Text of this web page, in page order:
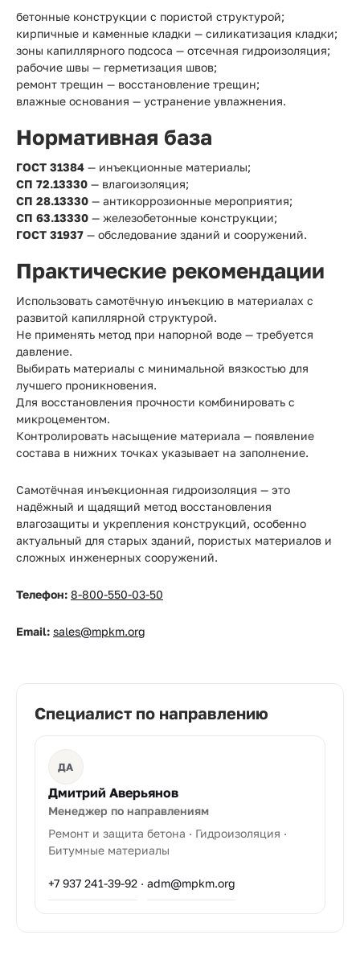
бетонные конструкции с пористой структурой;
кирпичные и каменные кладки — силикатизация кладки;
зоны капиллярного подсоса — отсечная гидроизоляция;
рабочие швы — герметизация швов;
ремонт трещин — восстановление трещин;
влажные основания — устранение увлажнения.
Нормативная база
ГОСТ 31384 — инъекционные материалы;
СП 72.13330 — влагоизоляция;
СП 28.13330 — антикоррозионные мероприятия;
СП 63.13330 — железобетонные конструкции;
ГОСТ 31937 — обследование зданий и сооружений.
Практические рекомендации
Использовать самотёчную инъекцию в материалах с
развитой капиллярной структурой.
Не применять метод при напорной воде — требуется
давление.
Выбирать материалы с минимальной вязкостью для
лучшего проникновения.
Для восстановления прочности комбинировать с
микроцементом.
Контролировать насыщение материала — появление
состава в нижних точках указывает на заполнение.
Самотёчная инъекционная гидроизоляция — это
надёжный и щадящий метод восстановления
влагозащиты и укрепления конструкций, особенно
актуальный для старых зданий, пористых материалов и
сложных инженерных сооружений.
Телефон: 8-800-550-03-50
Email: sales@mpkm.org
Специалист по направлению
ДА
Дмитрий Аверьянов
Менеджер по направлениям
Ремонт и защита бетона · Гидроизоляция ·
Битумные материалы
+7 937 241-39-92 · adm@mpkm.org